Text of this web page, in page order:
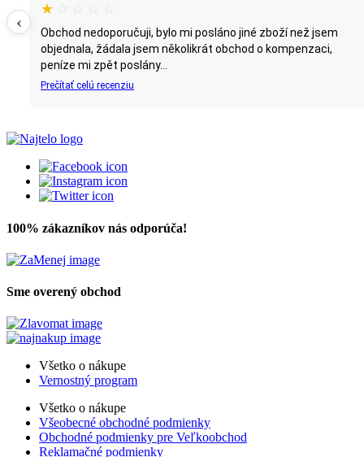
★ ☆ ☆ ☆ ☆
Obchod nedoporučuji, bylo mi posláno jiné zboží než jsem
objednala, žádala jsem několikrát obchod o kompenzaci,
peníze mi zpět poslány...
Prečítať celú recenziu
‹
100% zákazníkov nás odporúča!
Sme overený obchod
Všetko o nákupe
Vernostný program
Všetko o nákupe
Všeobecné obchodné podmienky
Obchodné podmienky pre Veľkoobchod
Reklamačné podmienky